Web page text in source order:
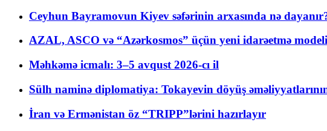
Ceyhun Bayramovun Kiyev səfərinin arxasında nə
AZAL, ASCO və “Azərkosmos” üçün yeni idarəetmə
Məhkəmə icmalı: 3–5 avqust 2026-cı il
Sülh naminə diplomatiya: Tokayevin döyüş əməliyyatlarının
İran və Ermənistan öz “TRIPP”lərini hazırlayır